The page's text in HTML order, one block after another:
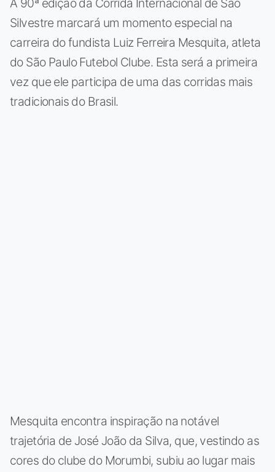
A 90ª edição da Corrida Internacional de São
Silvestre marcará um momento especial na
carreira do fundista Luiz Ferreira Mesquita, atleta
do São Paulo Futebol Clube. Esta será a primeira
vez que ele participa de uma das corridas mais
tradicionais do Brasil.
Mesquita encontra inspiração na notável
trajetória de José João da Silva, que, vestindo as
cores do clube do Morumbi, subiu ao lugar mais